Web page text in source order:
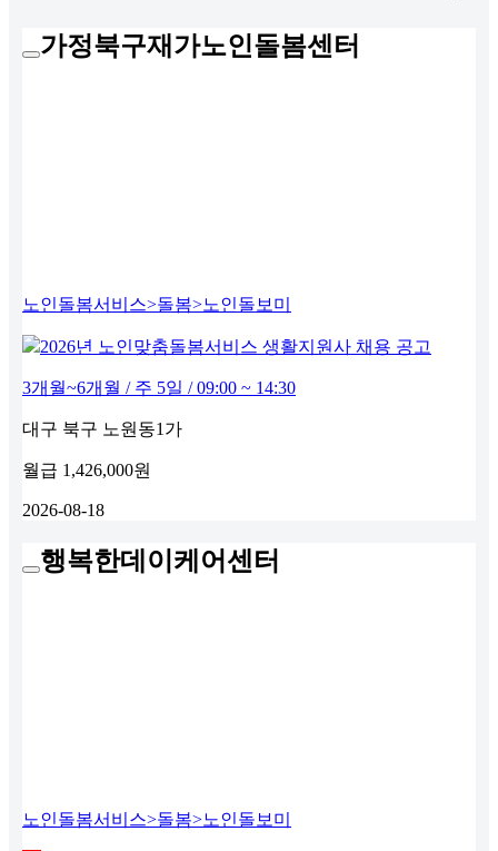
가정북구재가노인돌봄센터
노인돌봄서비스>돌봄>노인돌보미
2026년 노인맞춤돌봄서비스 생활지원사 채용 공고
3개월~6개월 / 주 5일 / 09:00 ~ 14:30
대구 북구 노원동1가
월급 1,426,000원
2026-08-18
행복한데이케어센터
노인돌봄서비스>돌봄>노인돌보미